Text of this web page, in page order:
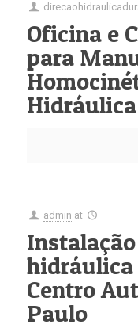
Oficina e
para
Hidráulica
admin at
hidráulica
Centro
Paulo